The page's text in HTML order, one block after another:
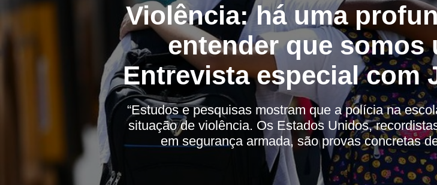
Violência: há uma
entender que somos
Entrevista especial com
“Estudos e pesquisas mostram que a polícia na
situação de violência. Os Estados Unidos,
em segurança armada, são provas concretas